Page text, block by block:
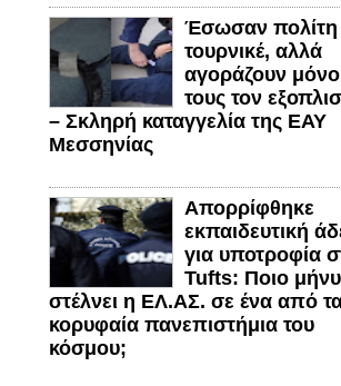
Έσωσαν πολίτη
τουρνικέ, αλλά
αγοράζουν
τους τον
– Σκληρή καταγγελία της ΕΑΥ
Μεσσηνίας
Απορρίφθηκε
εκπαιδευτική
για υποτροφία
Tufts: Ποιο
στέλνει η ΕΛ.ΑΣ. σε ένα από
κορυφαία πανεπιστήμια του
κόσμου;